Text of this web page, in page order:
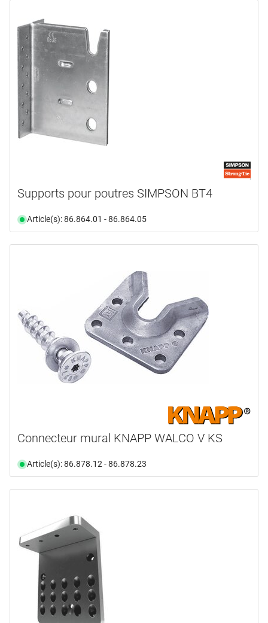
Supports pour poutres SIMPSON BT4
Article(s): 86.864.01 - 86.864.05
Connecteur mural KNAPP WALCO V KS
Article(s): 86.878.12 - 86.878.23